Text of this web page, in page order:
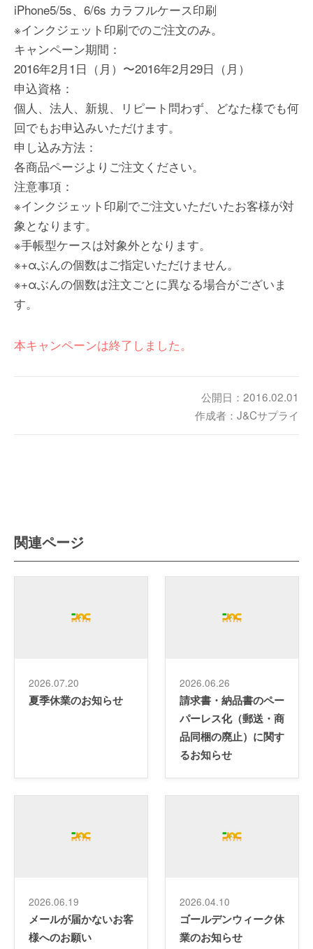
iPhone5/5s、6/6s カラフルケース印刷
※インクジェット印刷でのご注文のみ。
キャンペーン期間：
2016年2月1日（月）〜2016年2月29日（月）
申込資格：
個人、法人、新規、リピート問わず、どなた様でも何
回でもお申込みいただけます。
申し込み方法：
各商品ページよりご注文ください。
注意事項：
※インクジェット印刷でご注文いただいたお客様が対
象となります。
※手帳型ケースは対象外となります。
※+αぶんの個数はご指定いただけません。
※+αぶんの個数は注文ごとに異なる場合がございま
す。
本キャンペーンは終了しました。
公開日：2016.02.01
作成者：J&Cサプライ
関連ページ
2026.07.20
夏季休業のお知らせ
2026.06.26
請求書・納品書のペー
パーレス化（郵送・商
品同梱の廃止）に関す
るお知らせ
2026.06.19
メールが届かないお客
様へのお願い
2026.04.10
ゴールデンウィーク休
業のお知らせ